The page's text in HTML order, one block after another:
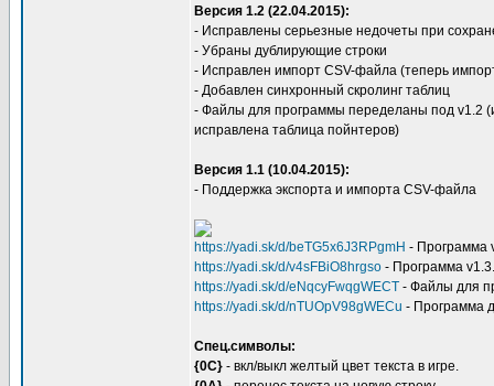
Версия 1.2 (22.04.2015):
- Исправлены серьезные недочеты при
- Убраны дублирующие строки
- Исправлен импорт CSV-файла (теперь
- Добавлен синхронный скролинг таблиц
- Файлы для программы переделаны под v1.2
исправлена таблица пойнтеров)
Версия 1.1 (10.04.2015):
- Поддержка экспорта и импорта CSV-файла
https://yadi.sk/d/beTG5x6J3RPgmH - Программа
https://yadi.sk/d/v4sFBiO8hrgso - Программа
https://yadi.sk/d/eNqcyFwqgWECT - Файлы для
https://yadi.sk/d/nTUOpV98gWECu - Программа
Спец.символы:
{0C} - вкл/выкл желтый цвет текста в игре.